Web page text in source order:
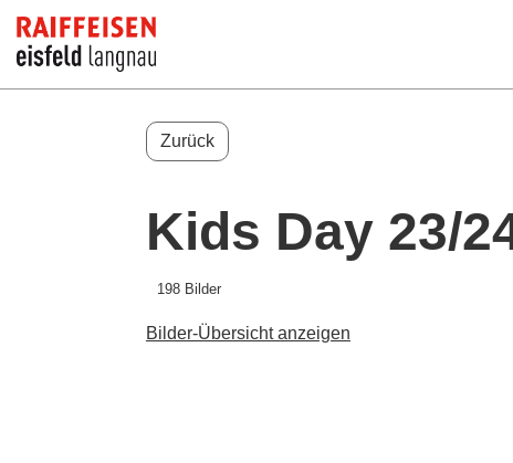
Zurück
Kids Day 23/
198 Bilder
Bilder-Übersicht anzeigen